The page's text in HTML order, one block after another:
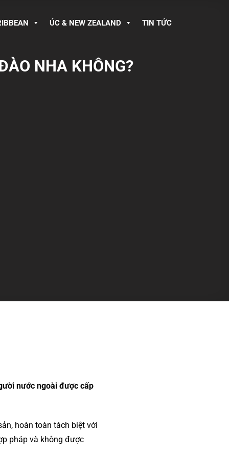
ÚC & NEW ZEALAND TIN TỨC
NHA KHÔNG?
nước ngoài được cấp
hoàn toàn tách biệt với
pháp và không được